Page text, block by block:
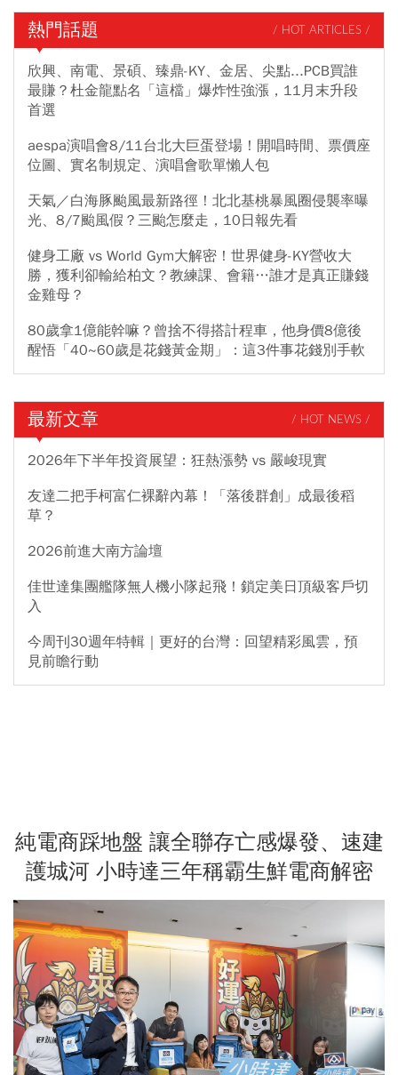
熱門話題 / HOT ARTICLES /
欣興、南電、景碩、臻鼎-KY、金居、尖點...PCB買誰
最賺？杜金龍點名「這檔」爆炸性強漲，11月末升段
首選
aespa演唱會8/11台北大巨蛋登場！開唱時間、票價座
位圖、實名制規定、演唱會歌單懶人包
天氣／白海豚颱風最新路徑！北北基桃暴風圈侵襲率曝
光、8/7颱風假？三颱怎麼走，10日報先看
健身工廠 vs World Gym大解密！世界健身-KY營收大
勝，獲利卻輸給柏文？教練課、會籍…誰才是真正賺錢
金雞母？
80歲拿1億能幹嘛？曾捨不得搭計程車，他身價8億後
醒悟「40~60歲是花錢黃金期」：這3件事花錢別手軟
最新文章 / HOT NEWS /
2026年下半年投資展望：狂熱漲勢 vs 嚴峻現實
友達二把手柯富仁裸辭內幕！「落後群創」成最後稻
草？
2026前進大南方論壇
佳世達集團艦隊無人機小隊起飛！鎖定美日頂級客戶切
入
今周刊30週年特輯｜更好的台灣：回望精彩風雲，預
見前瞻行動
純電商踩地盤 讓全聯存亡感爆發、速建
護城河 小時達三年稱霸生鮮電商解密